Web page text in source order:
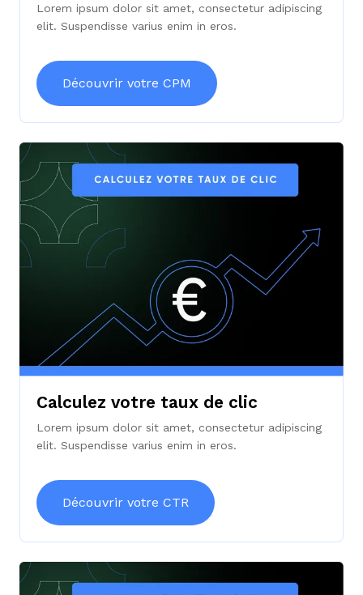
Lorem ipsum dolor sit amet, consectetur adipiscing
elit. Suspendisse varius enim in eros.
Découvrir votre CPM
Calculez votre taux de clic
Lorem ipsum dolor sit amet, consectetur adipiscing
elit. Suspendisse varius enim in eros.
Découvrir votre CTR